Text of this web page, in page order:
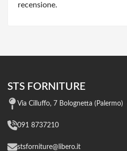
recensione.
STS FORNITURE
Via Cilluffo, 7 Bolognetta (Palermo)
091 8737210
stsforniture@libero.it